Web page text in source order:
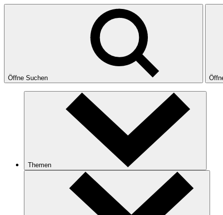
Öffne Suchen
Themen